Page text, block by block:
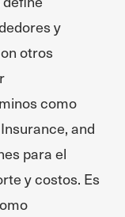
y
otros
como
and
para el
y costos. Es